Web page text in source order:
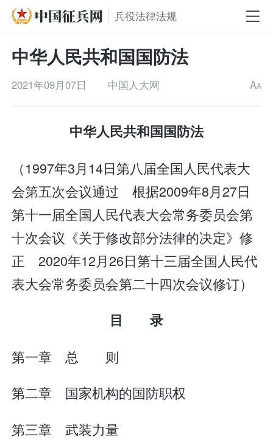
兵役法律法规
中华人民共和国国防法
2021年09月07日 中国人大网 AA
中华人民共和国国防法
（1997年3月14日第八届全国人民代表大
会第五次会议通过 根据2009年8月27日
第十一届全国人民代表大会常务委员会第
十次会议《关于修改部分法律的决定》修
正 2020年12月26日第十三届全国人民代
表大会常务委员会第二十四次会议修订）
目 录
第一章 总 则
第二章 国家机构的国防职权
第三章 武装力量